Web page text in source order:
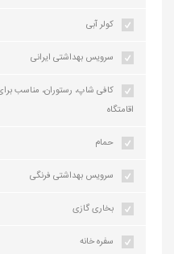
کولر آبی
سرویس بهداشتی ایرانی
کافی شاپ، رستوران، مناسب
اقامتگاه
حمام
سرویس بهداشتی فرنگی
بخاری گازی
سفره خانه